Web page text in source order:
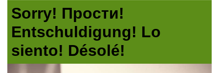
Sorry! Прости!
Entschuldigung! Lo
siento! Désolé!